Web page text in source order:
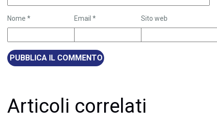
Nome * Email * Sito web
Articoli correlati